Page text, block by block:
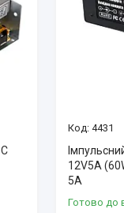
4431
12V5A
5A
Готово до